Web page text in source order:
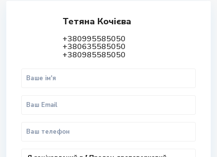
Тетяна Кочієва
+380995585050
+380635585050
+380985585050